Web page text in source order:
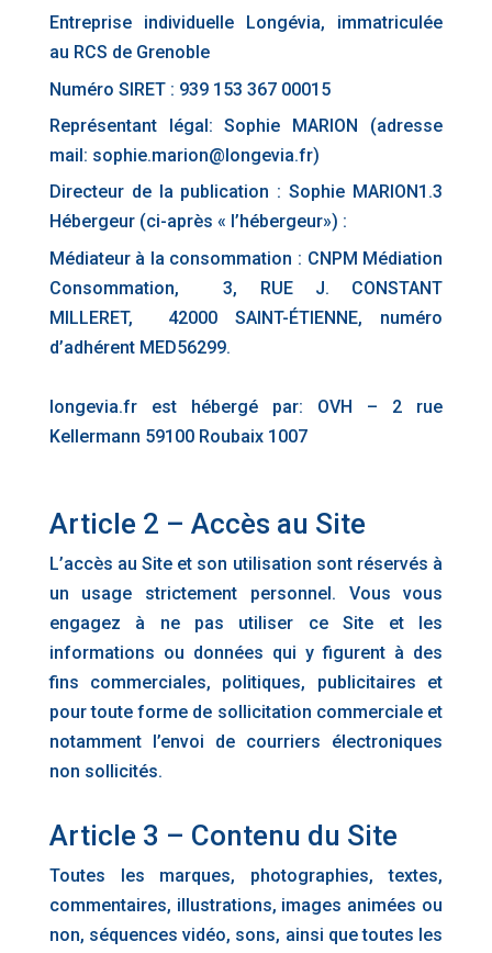
Entreprise individuelle Longévia, immatriculée
au RCS de Grenoble
Numéro SIRET : 939 153 367 00015
Représentant légal: Sophie MARION (adresse
mail: sophie.marion@longevia.fr)
Directeur de la publication : Sophie MARION1.3
Hébergeur (ci-après « l’hébergeur») :
Médiateur à la consommation : CNPM Médiation
Consommation, 3, RUE J. CONSTANT
MILLERET, 42000 SAINT-ÉTIENNE, numéro
d’adhérent MED56299.
longevia.fr est hébergé par: OVH – 2 rue
Kellermann 59100 Roubaix 1007
Article 2 – Accès au Site
L’accès au Site et son utilisation sont réservés à
un usage strictement personnel. Vous vous
engagez à ne pas utiliser ce Site et les
informations ou données qui y figurent à des
fins commerciales, politiques, publicitaires et
pour toute forme de sollicitation commerciale et
notamment l’envoi de courriers électroniques
non sollicités.
Article 3 – Contenu du Site
Toutes les marques, photographies, textes,
commentaires, illustrations, images animées ou
non, séquences vidéo, sons, ainsi que toutes les